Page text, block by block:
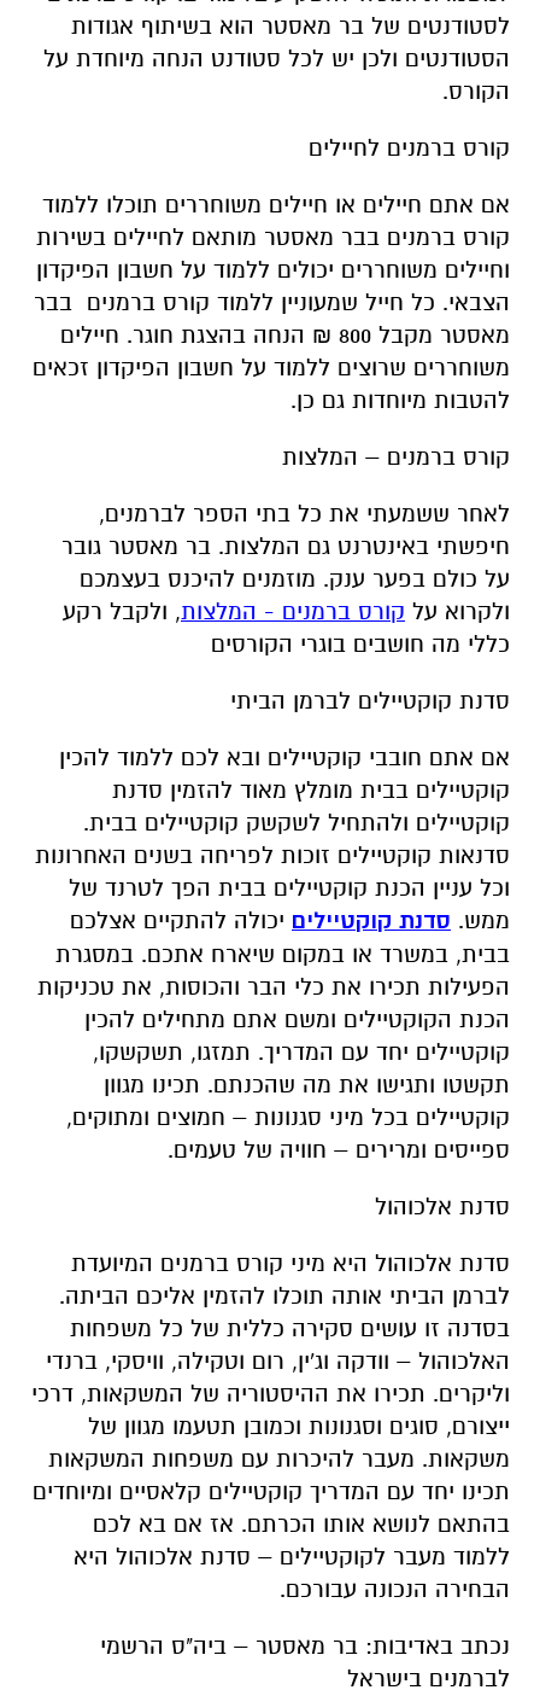
לסטודנטים של בר מאסטר הוא בשיתוף אגודות
הסטודנטים ולכן יש לכל סטודנט הנחה מיוחדת על
הקורס.
קורס ברמנים לחיילים
אם אתם חיילים או חיילים משוחררים תוכלו ללמוד
קורס ברמנים בבר מאסטר מותאם לחיילים בשירות
וחיילים משוחררים יכולים ללמוד על חשבון הפיקדון
הצבאי. כל חייל שמעוניין ללמוד קורס ברמנים בבר
מאסטר מקבל 800 ₪ הנחה בהצגת חוגר. חיילים
משוחררים שרוצים ללמוד על חשבון הפיקדון זכאים
להטבות מיוחדות גם כן.
קורס ברמנים – המלצות
לאחר ששמעתי את כל בתי הספר לברמנים,
חיפשתי באינטרנט גם המלצות. בר מאסטר גובר
על כולם בפער ענק. מוזמנים להיכנס בעצמכם
ולקרוא על קורס ברמנים - המלצות, ולקבל רקע
כללי מה חושבים בוגרי הקורסים
סדנת קוקטיילים לברמן הביתי
אם אתם חובבי קוקטיילים ובא לכם ללמוד להכין
קוקטיילים בבית מומלץ מאוד להזמין סדנת
קוקטיילים ולהתחיל לשקשק קוקטיילים בבית.
סדנאות קוקטיילים זוכות לפריחה בשנים האחרונות
וכל עניין הכנת קוקטיילים בבית הפך לטרנד של
ממש. סדנת קוקטיילים יכולה להתקיים אצלכם
בבית, במשרד או במקום שיארח אתכם. במסגרת
הפעילות תכירו את כלי הבר והכוסות, את טכניקות
הכנת הקוקטיילים ומשם אתם מתחילים להכין
קוקטיילים יחד עם המדריך. תמזגו, תשקשקו,
תקשטו ותגישו את מה שהכנתם. תכינו מגוון
קוקטיילים בכל מיני סגנונות – חמוצים ומתוקים,
ספייסים ומרירים – חוויה של טעמים.
סדנת אלכוהול
סדנת אלכוהול היא מיני קורס ברמנים המיועדת
לברמן הביתי אותה תוכלו להזמין אליכם הביתה.
בסדנה זו עושים סקירה כללית של כל משפחות
האלכוהול – וודקה וג'ין, רום וטקילה, וויסקי, ברנדי
וליקרים. תכירו את ההיסטוריה של המשקאות, דרכי
ייצורם, סוגים וסגנונות וכמובן תטעמו מגוון של
משקאות. מעבר להיכרות עם משפחות המשקאות
תכינו יחד עם המדריך קוקטיילים קלאסיים ומיוחדים
בהתאם לנושא אותו הכרתם. אז אם בא לכם
ללמוד מעבר לקוקטיילים – סדנת אלכוהול היא
הבחירה הנכונה עבורכם.
נכתב באדיבות: בר מאסטר – ביה"ס הרשמי
לברמנים בישראל